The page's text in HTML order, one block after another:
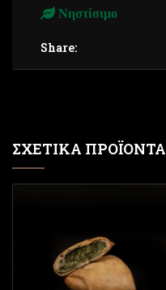
Νηστίσιμο
Share:
ΣΧΕΤΙΚΆ ΠΡΟΪΌΝΤΑ